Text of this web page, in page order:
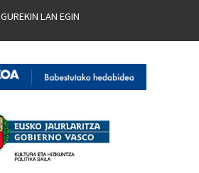
GUREKIN LAN EGIN